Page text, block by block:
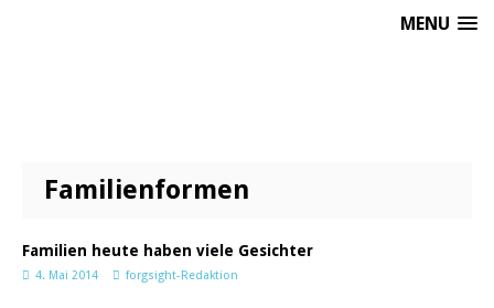
MENU
Familienformen
Familien heute haben viele Gesichter
4. Mai 2014 forgsight-Redaktion